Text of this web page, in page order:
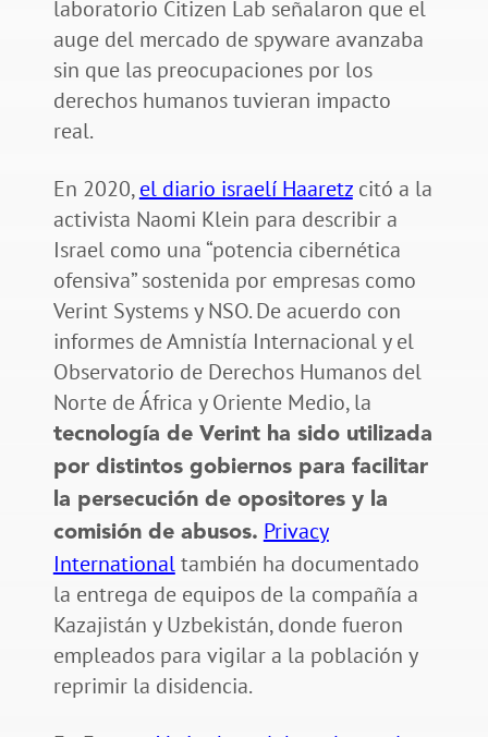
laboratorio Citizen Lab señalaron que el
auge del mercado de spyware avanzaba
sin que las preocupaciones por los
derechos humanos tuvieran impacto
real.
En 2020,el diario israelí Haaretzcitó a la
activista Naomi Klein para describir a
Israel como una “potencia cibernética
ofensiva” sostenida por empresas como
Verint Systems y NSO. De acuerdo con
informes de Amnistía Internacional y el
Observatorio de Derechos Humanos del
Norte de África y Oriente Medio, la
tecnología de Verint ha sido utilizada
por distintos gobiernos para facilitar
la persecución de opositores y la
comisión de abusos. Privacy
Internationaltambién ha documentado
la entrega de equipos de la compañía a
Kazajistán y Uzbekistán, donde fueron
empleados para vigilar a la población y
reprimir la disidencia.